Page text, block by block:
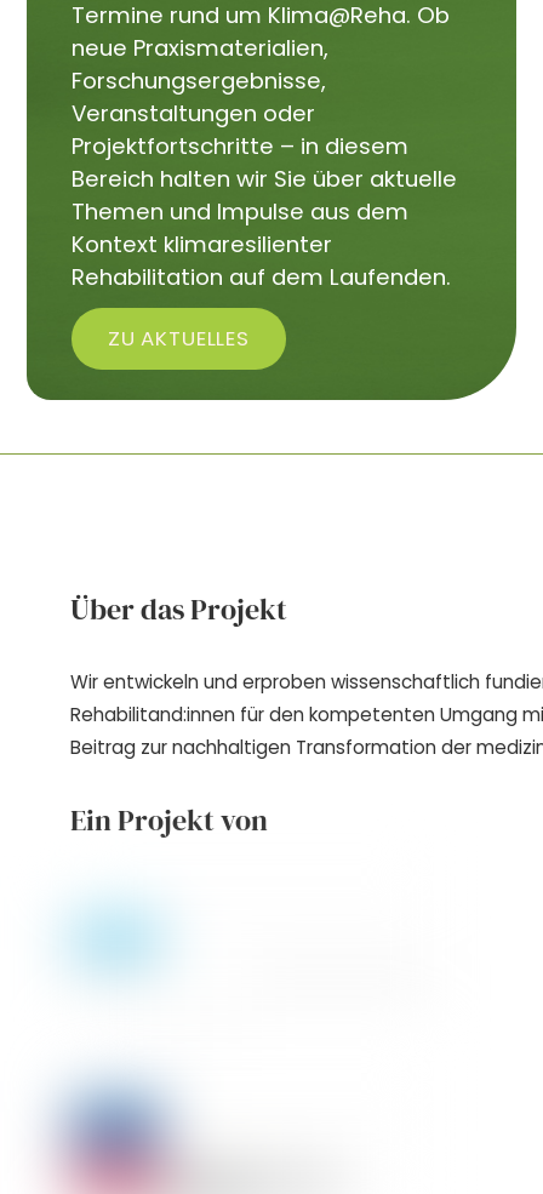
Termine rund um Klima@Reha. Ob
neue Praxismaterialien,
Forschungsergebnisse,
Veranstaltungen oder
Projektfortschritte – in diesem
Bereich halten wir Sie über aktuelle
Themen und Impulse aus dem
Kontext klimaresilienter
Rehabilitation auf dem Laufenden.
ZU AKTUELLES
Über das Projekt
Wir entwickeln und erproben wissenschaftlich
Rehabilitand:innen für den kompetenten Umgang
Beitrag zur nachhaltigen Transformation der
Ein Projekt von